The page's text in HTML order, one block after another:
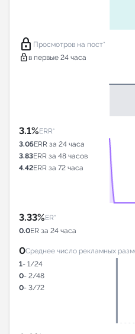
lock Просмотров на пост*
lock в первые 24 часа
3.1%ERR*
3.05ERR за 24 часа
3.83ERR за 48 часов
4.42ERR за 72 часа
3.33%ER*
0.0ER за 24 часа
0Среднее число рекламных
1- 1/24
0- 2/48
0- 3/72